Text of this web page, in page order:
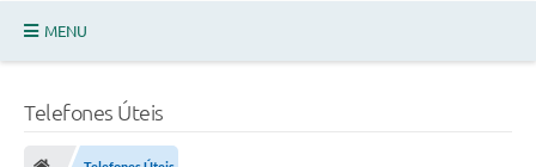
MENU
Telefones Úteis